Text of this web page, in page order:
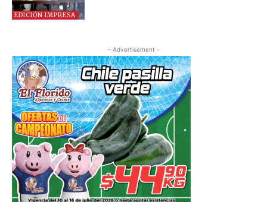
EDICIÓN IMPRESA
- Advertisement -